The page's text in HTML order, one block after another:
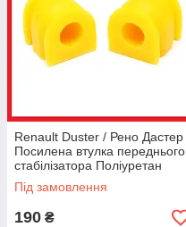
Renault Duster / Рено Дастер
Посилена втулка переднього
стабілізатора Поліуретан
Гарантія 12 міс!
546113546R, 8200852550
Під замовлення
190 ₴